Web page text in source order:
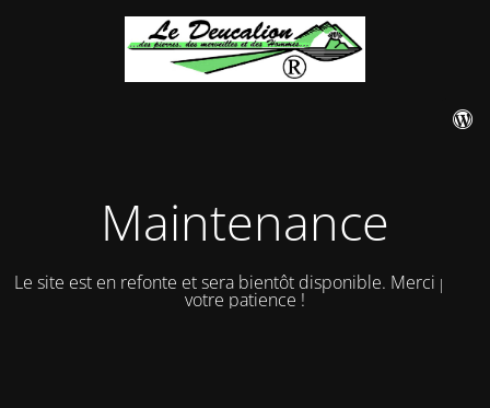
Maintenance
Le site est en refonte et sera bientôt disponible. Merci pour
votre patience !